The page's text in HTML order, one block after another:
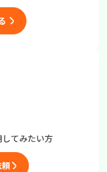
してみたい方